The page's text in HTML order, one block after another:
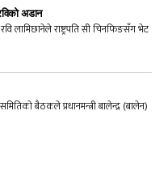
अडान
रवि लामिछानेले राष्ट्रपति सी चिनफिङसँग भेट
समितिको बैठकले प्रधानमन्त्री बालेन्द्र (बालेन)